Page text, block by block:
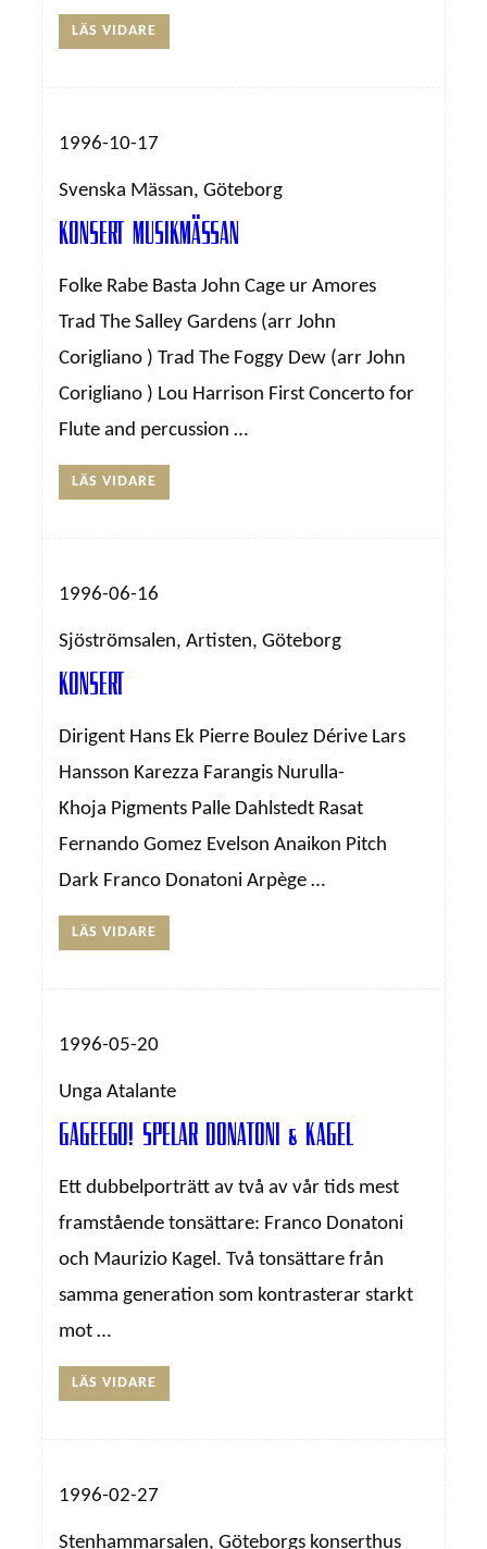
LÄS VIDARE
1996-10-17
Svenska Mässan, Göteborg
Konsert Musikmässan
Folke Rabe Basta John Cage ur Amores
Trad The Salley Gardens (arr John
Corigliano ) Trad The Foggy Dew (arr John
Corigliano ) Lou Harrison First Concerto for
Flute and percussion …
LÄS VIDARE
1996-06-16
Sjöströmsalen, Artisten, Göteborg
Konsert
Dirigent Hans Ek Pierre Boulez Dérive Lars
Hansson Karezza Farangis Nurulla-
Khoja Pigments Palle Dahlstedt Rasat
Fernando Gomez Evelson Anaikon Pitch
Dark Franco Donatoni Arpège …
LÄS VIDARE
1996-05-20
Unga Atalante
Gageego! spelar Donatoni & Kagel
Ett dubbelporträtt av två av vår tids mest
framstående tonsättare: Franco Donatoni
och Maurizio Kagel. Två tonsättare från
samma generation som kontrasterar starkt
mot …
LÄS VIDARE
1996-02-27
Stenhammarsalen, Göteborgs konserthus